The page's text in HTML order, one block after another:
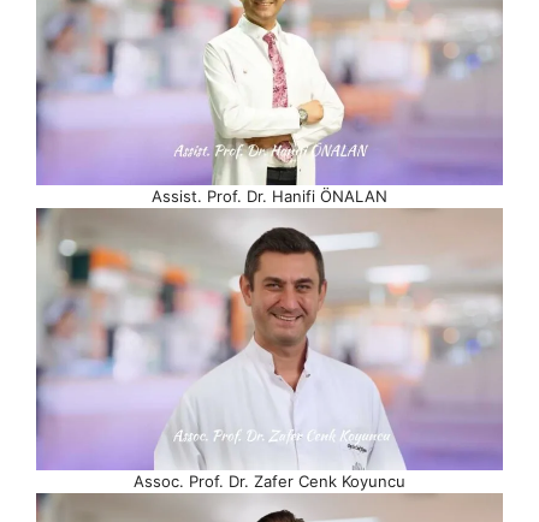
Assist. Prof. Dr. Hanifi ÖNALAN
Assoc. Prof. Dr. Zafer Cenk Koyuncu